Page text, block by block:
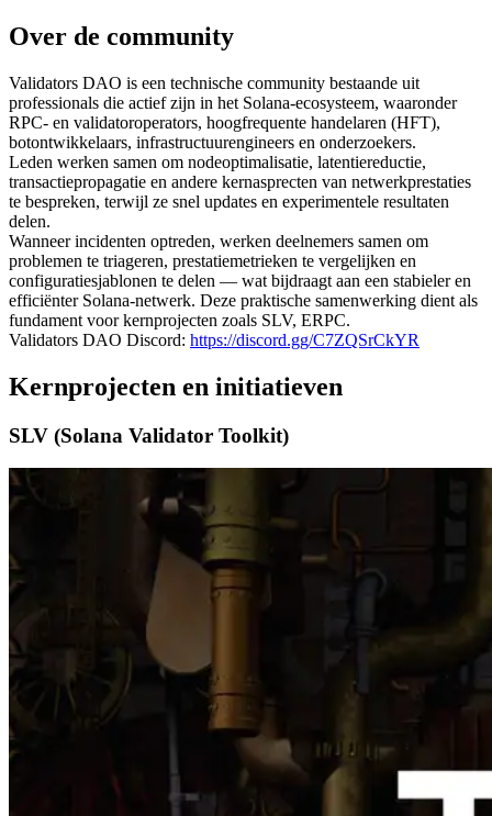
Over de community
Validators DAO is een technische community bestaande uit
professionals die actief zijn in het Solana-ecosysteem, waaronder
RPC- en validatoroperators, hoogfrequente handelaren (HFT),
botontwikkelaars, infrastructuurengineers en onderzoekers.
Leden werken samen om nodeoptimalisatie, latentiereductie,
transactiepropagatie en andere kernasprecten van netwerkprestaties
te bespreken, terwijl ze snel updates en experimentele resultaten
delen.
Wanneer incidenten optreden, werken deelnemers samen om
problemen te triageren, prestatiemetrieken te vergelijken en
configuratiesjablonen te delen — wat bijdraagt aan een stabieler en
efficiënter Solana-netwerk. Deze praktische samenwerking dient als
fundament voor kernprojecten zoals SLV, ERPC.
Validators DAO Discord: https://discord.gg/C7ZQSrCkYR
Kernprojecten en initiatieven
SLV (Solana Validator Toolkit)